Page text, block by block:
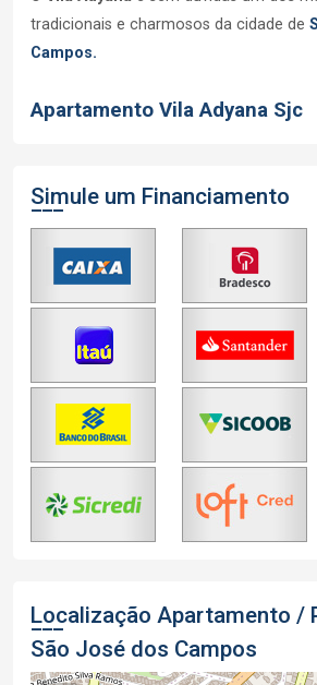
tradicionais e charmosos da cidade de
Campos.
Apartamento Vila Adyana Sjc
Simule um Financiamento
Localização Apartamento /
São José dos Campos